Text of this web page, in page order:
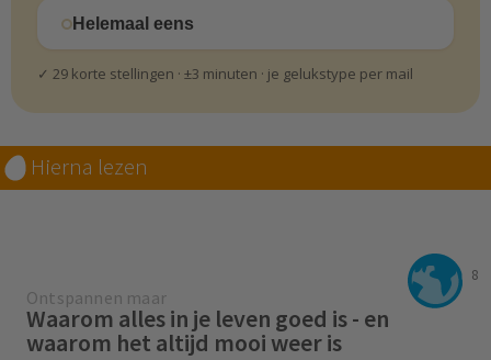
Helemaal eens
✓ 29 korte stellingen · ±3 minuten · je gelukstype per mail
Hierna lezen
8
Ontspannen maar
Waarom alles in je leven goed is - en
waarom het altijd mooi weer is